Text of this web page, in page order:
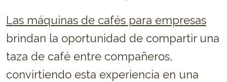
Las máquinas de cafés para empresas
brindan la oportunidad de compartir una
taza de café entre compañeros,
convirtiendo esta experiencia en una